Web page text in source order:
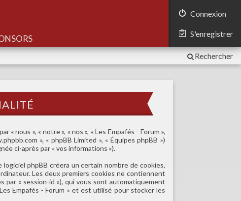
Connexion
S'enregistrer
Rechercher
nous », « notre », « nos », « Les Empafés - Forum »,
», « phpBB Limited », « Équipes phpBB »)
ci-après par « vos informations »).
phpBB créera un certain nombre de cookies,
Les deux premiers cookies ne contiennent
« session-id »), qui vous sont automatiquement
Empafés - Forum » et est utilisé pour stocker les